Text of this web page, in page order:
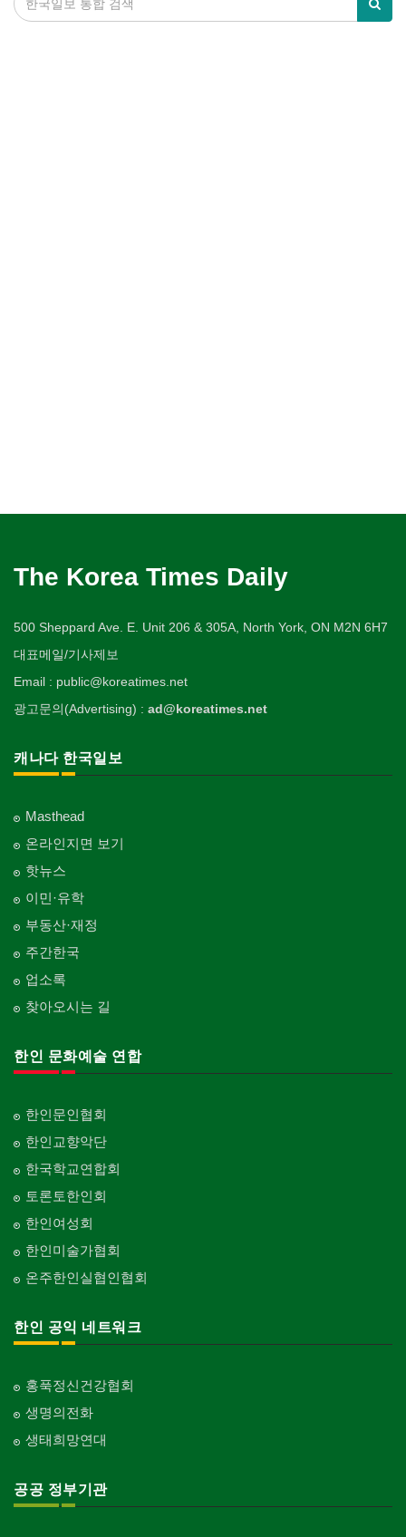
The Korea Times Daily
500 Sheppard Ave. E. Unit 206 & 305A, North York, ON M2N 6H7
대표메일/기사제보
Email : public@koreatimes.net
광고문의(Advertising) : ad@koreatimes.net
캐나다 한국일보
Masthead
온라인지면 보기
핫뉴스
이민·유학
부동산·재정
주간한국
업소록
찾아오시는 길
한인 문화예술 연합
한인문인협회
한인교향악단
한국학교연합회
토론토한인회
한인여성회
한인미술가협회
온주한인실협인협회
한인 공익 네트워크
홍푹정신건강협회
생명의전화
생태희망연대
공공 정부기관